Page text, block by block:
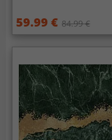
59.99 € 84.99 €